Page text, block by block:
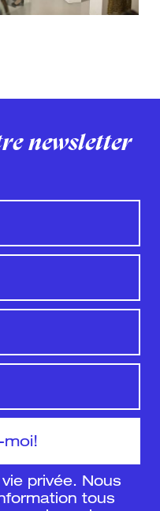
newsletter
privée. Nous
tous